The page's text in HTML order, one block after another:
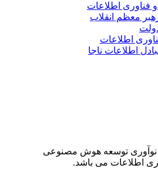
فناوری اطلاعات
معظم انقلاب
اطلاعات
اطلاعات ناجا
نوآوری توسعه هوش مصنوعی
اطلاعات می باشد.